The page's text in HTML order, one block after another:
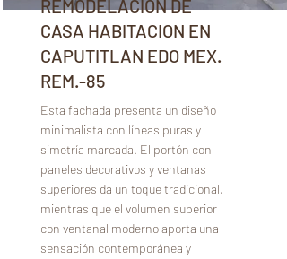
REMODELACIÓN DE
CASA HABITACION EN
CAPUTITLAN EDO MEX.
REM.-85
Esta fachada presenta un diseño
minimalista con líneas puras y
simetría marcada. El portón con
paneles decorativos y ventanas
superiores da un toque tradicional,
mientras que el volumen superior
con ventanal moderno aporta una
sensación contemporánea y